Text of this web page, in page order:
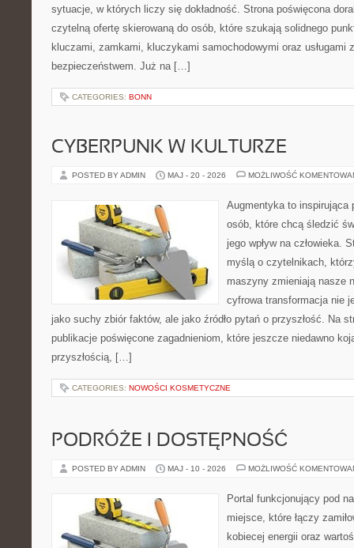
sytuacje, w których liczy się dokładność. Strona poświęcona
czytelną ofertę skierowaną do osób, które szukają solidnego
kluczami, zamkami, kluczykami samochodowymi oraz usługami
bezpieczeństwem. Już na […]
CATEGORIES: BONN
CYBERPUNK W KULTURZE
POSTED BY ADMIN MAJ - 20 - 2026 MOŻLIWOŚĆ
Augmentyka to inspirująca
osób, które chcą śledzić
jego wpływ na człowieka.
myślą o czytelnikach,
maszyny zmieniają nasze
cyfrowa transformacja nie
jako suchy zbiór faktów, ale jako źródło pytań o przyszłość. Na
publikacje poświęcone zagadnieniom, które jeszcze niedawno
przyszłością, […]
CATEGORIES: NOWOŚCI KOSMETYCZNE
PODRÓŻE I DOSTĘPNOŚĆ
POSTED BY ADMIN MAJ - 10 - 2026 MOŻLIWOŚĆ
Portal funkcjonujący pod
miejsce, które łączy
kobiecej energii oraz